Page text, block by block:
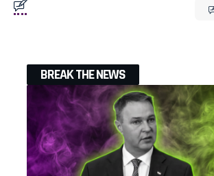
BREAK THE NEWS